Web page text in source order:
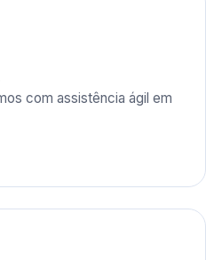
com assistência ágil em